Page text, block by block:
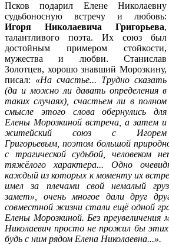
Псков подарил Елене Николаевну
судьбоносную встречу и любовь:
Игоря Николаевича Григорьева,
талантливого поэта. Их союз был
достойным примером стойкости,
мужества и любви. Станислав
Золотцев, хорошо знавший Морозкину,
писал: «На счастье... Трудно сказать
(да и можно ли давать определения в
таких случаях), счастьем ли в полном
смысле этого слова обернулись для
Елены Морозкиной встреча, а затем и
житейский союз с Игорем
Григорьевым,поэтом большой
с трагической судьбой, человеком
тяжёлого характера... Одно
каждый из которых к моменту их
имел за плечами свой немалый
замет», очень многое дали друг
совместной жизни стали ещё одной
Елены Морозкиной. Без
Николаевич просто не прожил бы
будь с ним рядом Елена Николаевна...».